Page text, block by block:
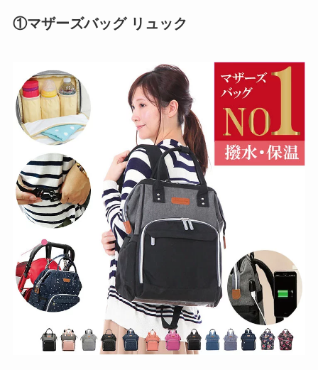
①マザーズバッグ リュック